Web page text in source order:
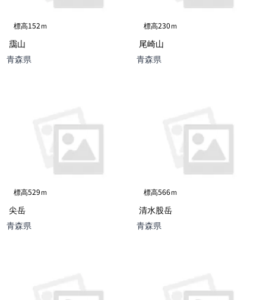
標高152ｍ
靄山
青森県
標高230ｍ
尾崎山
青森県
標高529ｍ
尖岳
青森県
標高566ｍ
清水股岳
青森県